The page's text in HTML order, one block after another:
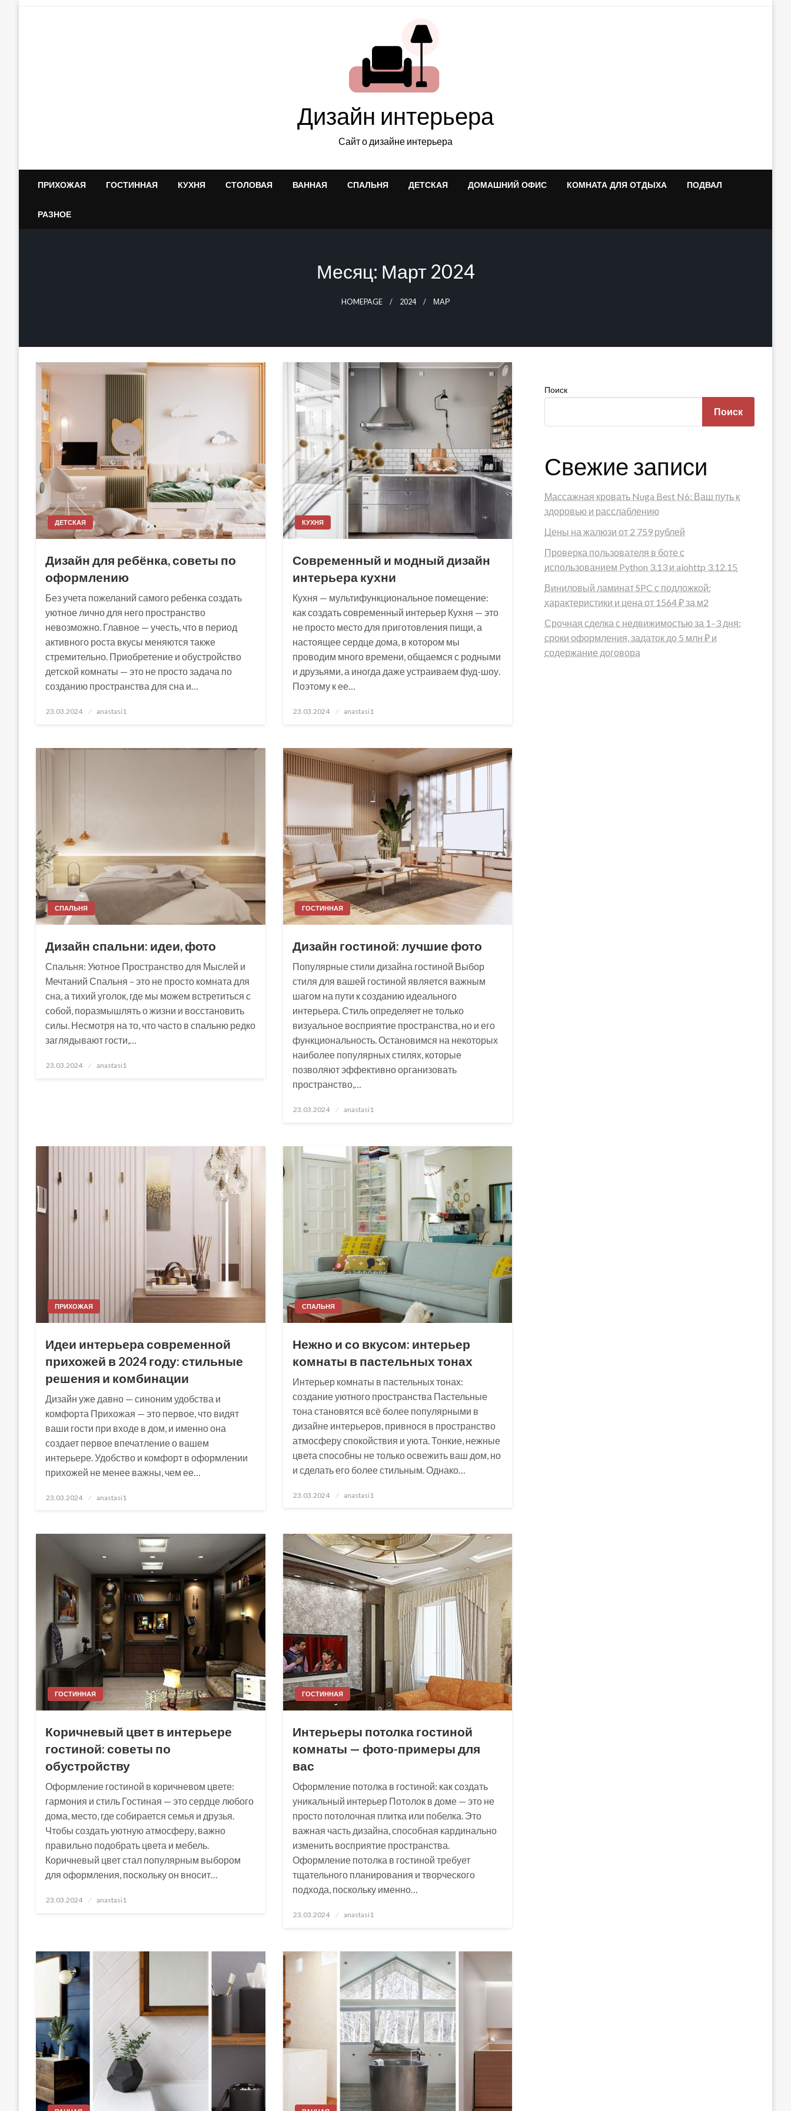
Дизайн интерьера
Сайт о дизайне интерьера
ПРИХОЖАЯ ГОСТИННАЯ КУХНЯ СТОЛОВАЯ ВАННАЯ СПАЛЬНЯ ДЕТСКАЯ ДОМАШНИЙ ОФИС КОМНАТА ДЛЯ ОТДЫХА ПОДВАЛ
РАЗНОЕ
Месяц: Март 2024
HOMEPAGE 2024 МАР
ДЕТСКАЯ
Дизайн для ребёнка, советы по
оформлению
Без учета пожеланий самого ребенка создать
уютное лично для него пространство
невозможно. Главное — учесть, что в период
активного роста вкусы меняются также
стремительно. Приобретение и обустройство
детской комнаты — это не просто задача по
созданию пространства для сна и…
Posted
23.03.2024 anastasi1
КУХНЯ
Современный и модный дизайн
интерьера кухни
Кухня — мультифункциональное помещение:
как создать современный интерьер Кухня — это
не просто место для приготовления пищи, а
настоящее сердце дома, в котором мы
проводим много времени, общаемся с родными
и друзьями, а иногда даже устраиваем фуд-шоу.
Поэтому к ее…
Posted
23.03.2024 anastasi1
СПАЛЬНЯ
Дизайн спальни: идеи, фото
Спальня: Уютное Пространство для Мыслей и
Мечтаний Спальня – это не просто комната для
сна, а тихий уголок, где мы можем встретиться с
собой, поразмышлять о жизни и восстановить
силы. Несмотря на то, что часто в спальню редко
заглядывают гости,…
Posted
23.03.2024 anastasi1
ГОСТИННАЯ
Дизайн гостиной: лучшие фото
Популярные стили дизайна гостиной Выбор
стиля для вашей гостиной является важным
шагом на пути к созданию идеального
интерьера. Стиль определяет не только
визуальное восприятие пространства, но и его
функциональность. Остановимся на некоторых
наиболее популярных стилях, которые
позволяют эффективно организовать
пространство,…
Posted
23.03.2024 anastasi1
ПРИХОЖАЯ
Идеи интерьера современной
прихожей в 2024 году: стильные
решения и комбинации
Дизайн уже давно — синоним удобства и
комфорта Прихожая — это первое, что видят
ваши гости при входе в дом, и именно она
создает первое впечатление о вашем
интерьере. Удобство и комфорт в оформлении
прихожей не менее важны, чем ее…
Posted
23.03.2024 anastasi1
СПАЛЬНЯ
Нежно и со вкусом: интерьер
комнаты в пастельных тонах
Интерьер комнаты в пастельных тонах:
создание уютного пространства Пастельные
тона становятся всё более популярными в
дизайне интерьеров, привнося в пространство
атмосферу спокойствия и уюта. Тонкие, нежные
цвета способны не только освежить ваш дом, но
и сделать его более стильным. Однако…
Posted
23.03.2024 anastasi1
ГОСТИННАЯ
Коричневый цвет в интерьере
гостиной: советы по
обустройству
Оформление гостиной в коричневом цвете:
гармония и стиль Гостиная — это сердце любого
дома, место, где собирается семья и друзья.
Чтобы создать уютную атмосферу, важно
правильно подобрать цвета и мебель.
Коричневый цвет стал популярным выбором
для оформления, поскольку он вносит…
Posted
23.03.2024 anastasi1
ГОСТИННАЯ
Интерьеры потолка гостиной
комнаты — фото-примеры для
вас
Оформление потолка в гостиной: как создать
уникальный интерьер Потолок в доме — это не
просто потолочная плитка или побелка. Это
важная часть дизайна, способная кардинально
изменить восприятие пространства.
Оформление потолка в гостиной требует
тщательного планирования и творческого
подхода, поскольку именно…
Posted
23.03.2024 anastasi1
Поиск
Поиск
Свежие записи
Массажная кровать Nuga Best N6: Ваш путь к
здоровью и расслаблению
Цены на жалюзи от 2 759 рублей
Проверка пользователя в боте с
использованием Python 3.13 и aiohttp 3.12.15
Виниловый ламинат SPC с подложкой:
характеристики и цена от 1564 ₽ за м2
Срочная сделка с недвижимостью за 1–3 дня:
сроки оформления, задаток до 5 млн ₽ и
содержание договора